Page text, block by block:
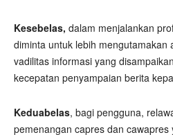
Kesebelas, dalam menjalankan
diminta untuk lebih mengutamakan
vadilitas informasi yang
kecepatan penyampaian berita
Keduabelas, bagi pengguna,
pemenangan capres dan